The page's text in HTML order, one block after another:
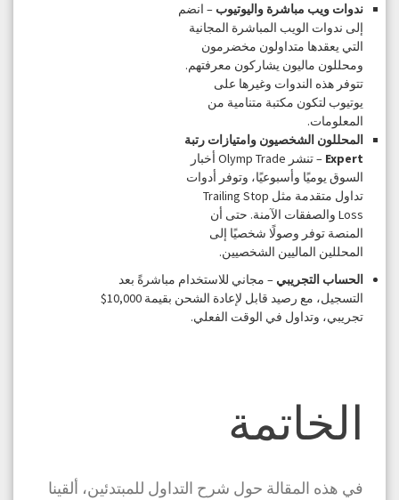
ندوات ويب مباشرة واليوتيوب – انضم
إلى ندوات الويب المباشرة المجانية
التي يعقدها متداولون مخضرمون
ومحللون ماليون يشاركون معرفتهم.
تتوفر هذه الندوات وغيرها على
يوتيوب لتكون مكتبة متنامية من
المعلومات.
المحللون الشخصيون وامتيازات رتبة
Expert
– تنشر Olymp Trade أخبار
السوق يوميًا وأسبوعيًا، وتوفر أدوات
تداول متقدمة مثل Trailing Stop
Loss والصفقات الآمنة. حتى أن
المنصة توفر وصولًا شخصيًا إلى
المحللين الماليين الشخصيين.
الحساب التجريبي – مجاني للاستخدام مباشرةً بعد
التسجيل، مع رصيد قابل لإعادة الشحن بقيمة 10,000$
تجريبي، وتداول في الوقت الفعلي.
الخاتمة
في هذه المقالة حول شرح التداول للمبتدئين، ألقينا